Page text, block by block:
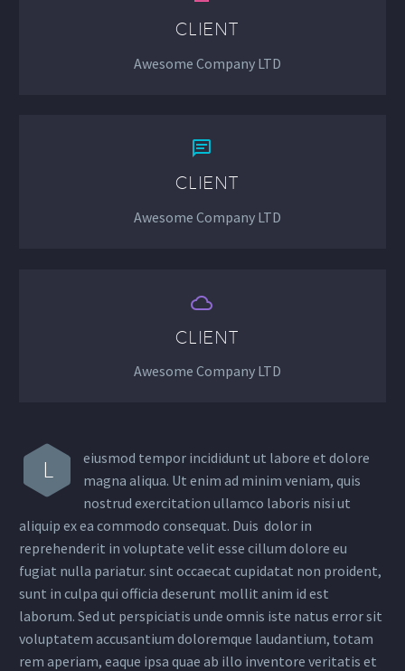
CLIENT
Awesome Company LTD


CLIENT
Awesome Company LTD


CLIENT
Awesome Company LTD
L
eiusmod tempor incididunt ut labore et dolore
magna aliqua. Ut enim ad minim veniam, quis
nostrud exercitation ullamco laboris nisi ut
aliquip ex ea commodo consequat. Duis dolor in
reprehenderit in voluptate velit esse cillum dolore eu
fugiat nulla pariatur. sint occaecat cupidatat non proident,
sunt in culpa qui officia deserunt mollit anim id est
laborum. Sed ut perspiciatis unde omnis iste natus error sit
voluptatem accusantium doloremque laudantium, totam
rem aperiam, eaque ipsa quae ab illo inventore veritatis et